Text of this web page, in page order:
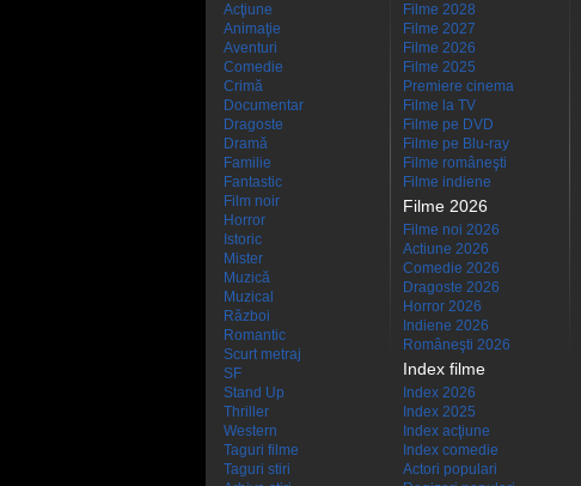
Acţiune
Animaţie
Aventuri
Comedie
Crimă
Documentar
Dragoste
Dramă
Familie
Fantastic
Film noir
Horror
Istoric
Mister
Muzică
Muzical
Război
Romantic
Scurt metraj
SF
Stand Up
Thriller
Western
Taguri filme
Taguri stiri
Filme 2028
Filme 2027
Filme 2026
Filme 2025
Premiere cinema
Filme la TV
Filme pe DVD
Filme pe Blu-ray
Filme româneşti
Filme indiene
Filme 2026
Filme noi 2026
Actiune 2026
Comedie 2026
Dragoste 2026
Horror 2026
Indiene 2026
Româneşti 2026
Index filme
Index 2026
Index 2025
Index acţiune
Index comedie
Actori populari